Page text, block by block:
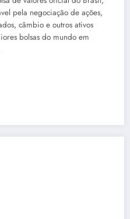
pela negociação de ações,
câmbio e outros ativos
bolsas do mundo em